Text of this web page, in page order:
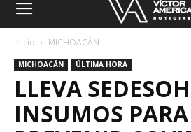
Inicio MICHOACÁN
MICHOACÁN ÚLTIMA HORA
LLEVA SEDESOH
INSUMOS PARA